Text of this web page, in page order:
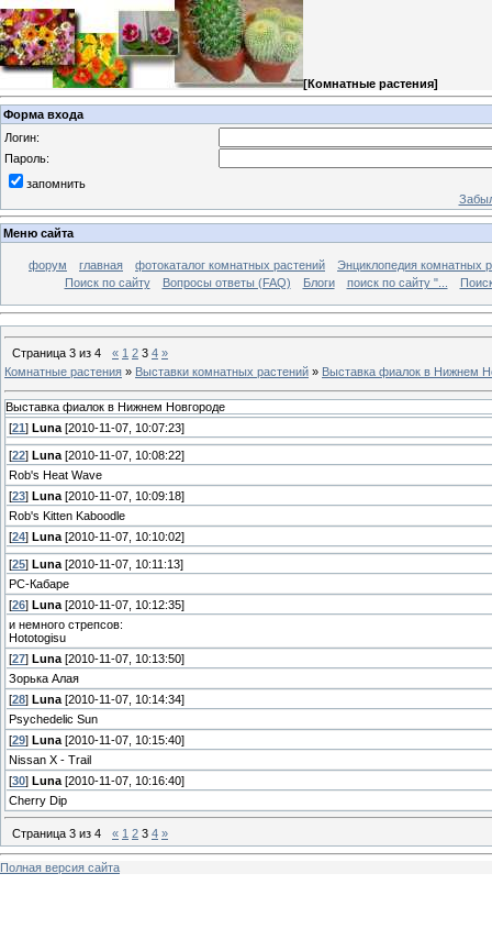
[Комнатные растения]
Форма входа
Логин:
Пароль:
запомнить
Меню сайта
форум главная фотокаталог комнатных растений
Энциклопедия комнатных
Поиск по сайту
Вопросы ответы (FAQ) Блоги поиск по сайту "...
Страница 3 из 4 « 1 2 3 4 »
Комнатные растения » Выставки комнатных растений » Выставка фиалок в Нижнем
Выставка фиалок в Нижнем Новгороде
[21] Luna [2010-11-07, 10:07:23]
[22] Luna [2010-11-07, 10:08:22]
Rob's Heat Wave
[23] Luna [2010-11-07, 10:09:18]
Rob's Kitten Kaboodle
[24] Luna [2010-11-07, 10:10:02]
[25] Luna [2010-11-07, 10:11:13]
РС-Кабаре
[26] Luna [2010-11-07, 10:12:35]
и немного стрепсов:
Hototogisu
[27] Luna [2010-11-07, 10:13:50]
Зорька Алая
[28] Luna [2010-11-07, 10:14:34]
Psychedelic Sun
[29] Luna [2010-11-07, 10:15:40]
Nissan X - Trail
[30] Luna [2010-11-07, 10:16:40]
Cherry Dip
Страница 3 из 4 « 1 2 3 4 »
Полная версия сайта